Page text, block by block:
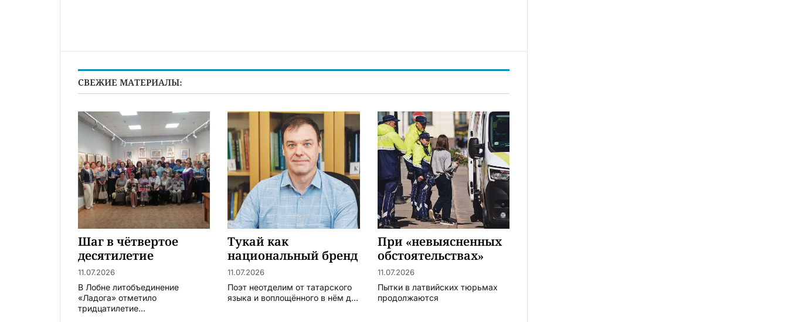
СВЕЖИЕ МАТЕРИАЛЫ:
Шаг в чётвертое
десятилетие
11.07.2026
В Лобне литобъединение
«Ладога» отметило
тридцатилетие...
Тукай как
национальный бренд
11.07.2026
Поэт неотделим от татарского
языка и воплощённого в нём д...
При «невыясненных
обстоятельствах»
11.07.2026
Пытки в латвийских тюрьмах
продолжаются